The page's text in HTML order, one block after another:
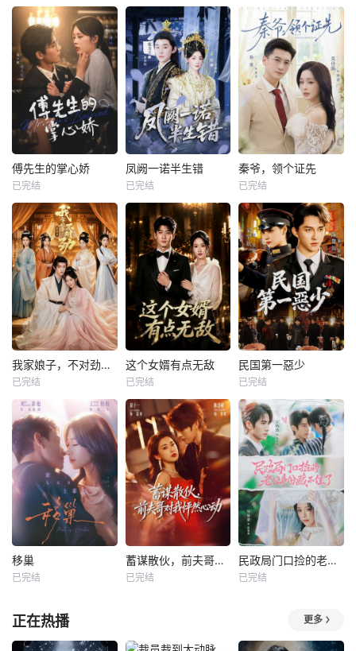
傅先生的掌心娇
已完结
凤阙一诺半生错
已完结
秦爷，领个证先
已完结
我家娘子，不对劲第四季
已完结
这个女婿有点无敌
已完结
民国第一惡少
已完结
移巢
已完结
蓄谋散伙，前夫哥对我怦然心动
已完结
民政局门口捡的老公身份藏不住了
已完结
正在热播 更多